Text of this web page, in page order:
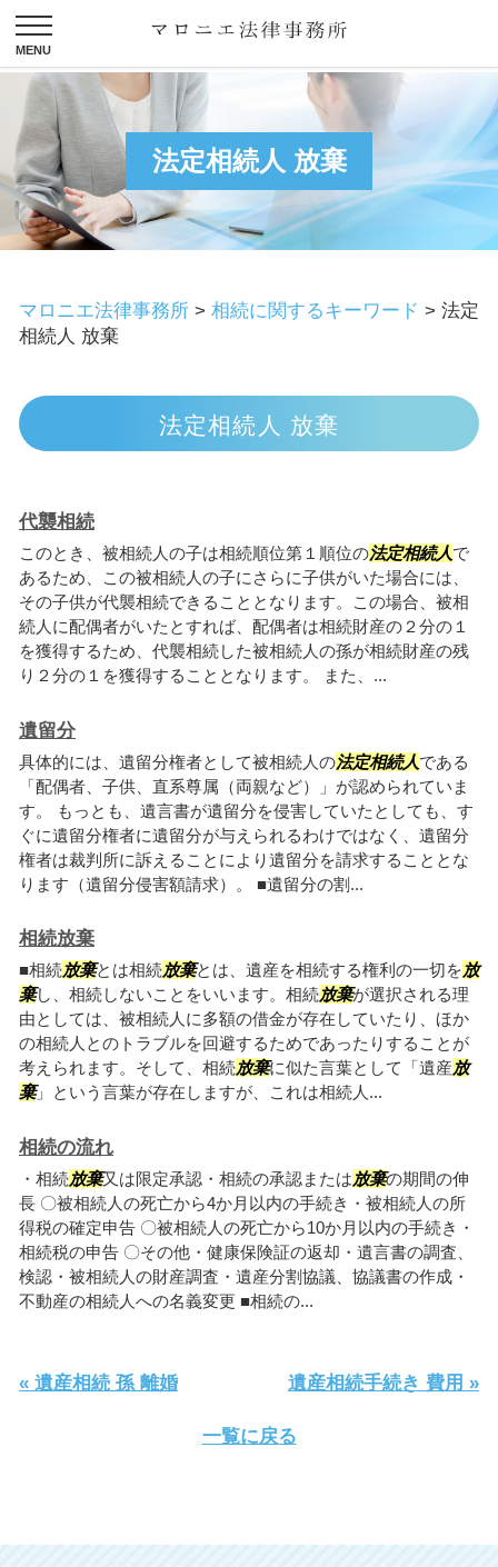
法定相続人 放棄
マロニエ法律事務所 > 相続に関するキーワード > 法定
相続人 放棄
法定相続人 放棄
代襲相続
このとき、被相続人の子は相続順位第１順位の法定相続人で
あるため、この被相続人の子にさらに子供がいた場合には、
その子供が代襲相続できることとなります。この場合、被相
続人に配偶者がいたとすれば、配偶者は相続財産の２分の１
を獲得するため、代襲相続した被相続人の孫が相続財産の残
り２分の１を獲得することとなります。 また、...
遺留分
具体的には、遺留分権者として被相続人の法定相続人である
「配偶者、子供、直系尊属（両親など）」が認められていま
す。 もっとも、遺言書が遺留分を侵害していたとしても、す
ぐに遺留分権者に遺留分が与えられるわけではなく、遺留分
権者は裁判所に訴えることにより遺留分を請求することとな
ります（遺留分侵害額請求）。 ■遺留分の割...
相続放棄
■相続放棄とは相続放棄とは、遺産を相続する権利の一切を放
棄し、相続しないことをいいます。相続放棄が選択される理
由としては、被相続人に多額の借金が存在していたり、ほか
の相続人とのトラブルを回避するためであったりすることが
考えられます。そして、相続放棄に似た言葉として「遺産放
棄」という言葉が存在しますが、これは相続人...
相続の流れ
・相続放棄又は限定承認・相続の承認または放棄の期間の伸
長 〇被相続人の死亡から4か月以内の手続き・被相続人の所
得税の確定申告 〇被相続人の死亡から10か月以内の手続き・
相続税の申告 〇その他・健康保険証の返却・遺言書の調査、
検認・被相続人の財産調査・遺産分割協議、協議書の作成・
不動産の相続人への名義変更 ■相続の...
« 遺産相続 孫 離婚 遺産相続手続き 費用 »
一覧に戻る